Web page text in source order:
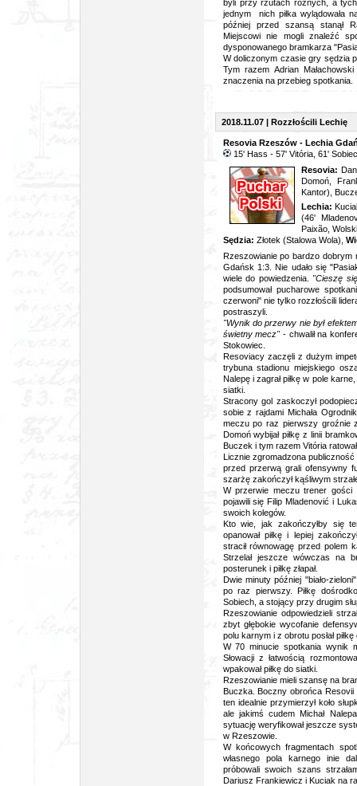
byli przy rzutach rożnych, a
jednym nich piłka wylądowała
później przed szansą stanął
Miejscowi nie mogli znaleźć
dysponowanego bramkarza
W doliczonym czasie gry sędzia
Tym razem Adrian
znaczenia na przebieg spotkania.
2018.11.07 | Rozzłościli Lechię
Resovia Rzeszów - Lechia
15' Hass - 57' Vitória, 61'
Resovia:
Domoń,
Kantor),
Lechia:
(46'
Paixão,
Sędzia: Złotek (Stalowa Wola),
Rzeszowianie po bardzo dobrym
Gdańsk 1:3. Nie udało się
wiele do powiedzenia. "Cieszę
podsumował pucharowe
czerwoni" nie tylko rozzłościli
postraszyli.
"Wynik do przerwy nie był
świetny mecz"- chwalił na
Stokowiec.
Resoviacy zaczęli z dużym
trybuna stadionu miejskiego
Nalepę i zagrał piłkę w pole
siatki.
Stracony gol zaskoczył
sobie z rajdami Michała
meczu po raz pierwszy groźnie
Domoń wybijał piłkę z linii
Buczek i tym razem Vitória
Licznie zgromadzona
przed przerwą grali ofensywny
szarżę zakończył kąśliwym
W przerwie meczu trener gości
pojawili się Filip Mladenović i
swoich kolegów.
Kto wie, jak zakończyłby się
opanował piłkę i lepiej
stracił równowagę przed polem
Strzelał jeszcze wówczas na
posterunek i piłkę złapał.
Dwie minuty później "biało-
po raz pierwszy. Piłkę
Sobiech, a stojący przy drugim
Rzeszowianie odpowiedzieli
zbyt głębokie wycofanie
polu karnym i z obrotu posłał
W 70 minucie spotkania wynik
Słowacji z łatwością
wpakował piłkę do siatki.
Rzeszowianie mieli szansę na
Buczka. Boczny obrońca Resovii
ten idealnie przymierzył koło
ale jakimś cudem Michał
sytuację weryfikował jeszcze
w Rzeszowie.
W końcowych fragmentach
własnego pola karnego inie
próbowali swoich szans
Dariusz Frankiewicz i Kuciak na